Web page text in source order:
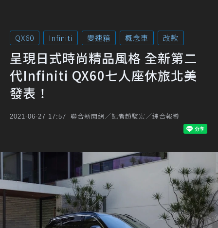
QX60 Infiniti 變速箱 概念車 改款
呈現日式時尚精品風格 全新第二
代Infiniti QX60七人座休旅北美
發表！
2021-06-27 17:57 聯合新聞網／記者趙駿宏／綜合報導